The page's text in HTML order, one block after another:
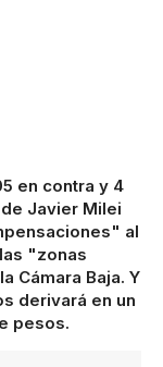
en contra y 4
Javier Milei
al
"zonas
Cámara Baja. Y
derivará en un
pesos.